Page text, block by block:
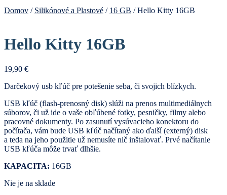
Domov / Silikónové a Plastové / 16 GB /Hello Kitty 16GB
Hello Kitty 16GB
19,90 €
Darčekový usb kľúč pre potešenie seba, či svojich blízkych.
USB kľúč (flash-prenosný disk) slúži na prenos multimediálnych
súborov, či už ide o vaše obľúbené fotky, pesničky, filmy alebo
pracovné dokumenty. Po zasunutí vysúvacieho konektoru do
počítača, vám bude USB kľúč načítaný ako ďalší (externý) disk
a teda na jeho použitie už nemusíte nič inštalovať. Prvé načítanie
USB kľúča môže trvať dlhšie.
KAPACITA: 16GB
Nie je na sklade